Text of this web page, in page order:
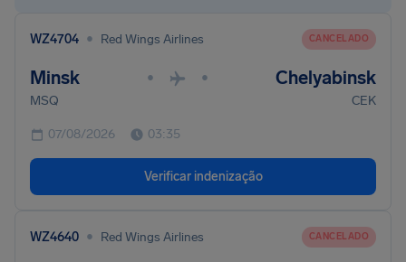
WZ4704 • Red Wings Airlines CANCELADO
Minsk • • Chelyabinsk
MSQ CEK
07/08/2026 03:35
Verificar indenização
WZ4640 • Red Wings Airlines CANCELADO